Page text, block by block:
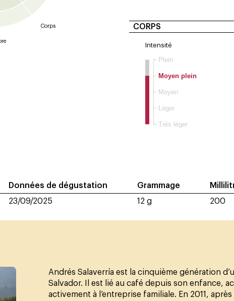
Corps CORPS
Intensité
Très léger
Léger
Moyen
Moyen plein
Plein
Données de dégustation
23/09/2025
Grammage
12 g
200
Andrés Salaverría est la cinquième génération
Salvador. Il est lié au café depuis son enfance,
activement à l’entreprise familiale. En 2011,